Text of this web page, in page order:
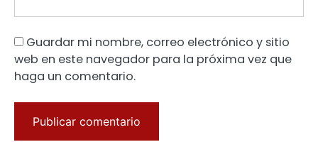
Guardar mi nombre, correo electrónico y sitio
web en este navegador para la próxima vez que
haga un comentario.